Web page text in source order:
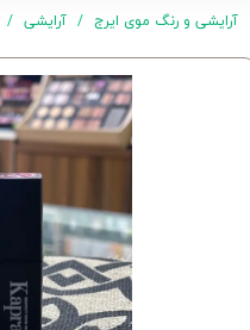
خروج از حساب کاربری
آرایشی و رنگ موی ایرج آرایشی